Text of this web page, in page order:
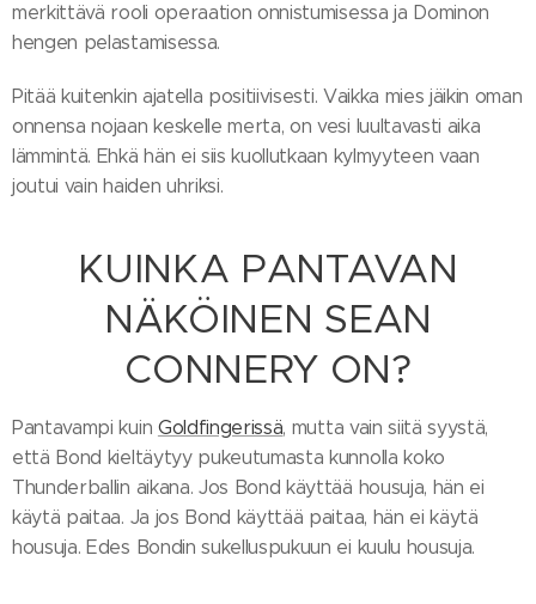
merkittävä rooli operaation onnistumisessa ja Dominon
hengen pelastamisessa.
Pitää kuitenkin ajatella positiivisesti. Vaikka mies jäikin oman
onnensa nojaan keskelle merta, on vesi luultavasti aika
lämmintä. Ehkä hän ei siis kuollutkaan kylmyyteen vaan
joutui vain haiden uhriksi.
KUINKA PANTAVAN
NÄKÖINEN SEAN
CONNERY ON?
Pantavampi kuin Goldfingerissä, mutta vain siitä syystä,
että Bond kieltäytyy pukeutumasta kunnolla koko
Thunderballin aikana. Jos Bond käyttää housuja, hän ei
käytä paitaa. Ja jos Bond käyttää paitaa, hän ei käytä
housuja. Edes Bondin sukelluspukuun ei kuulu housuja.